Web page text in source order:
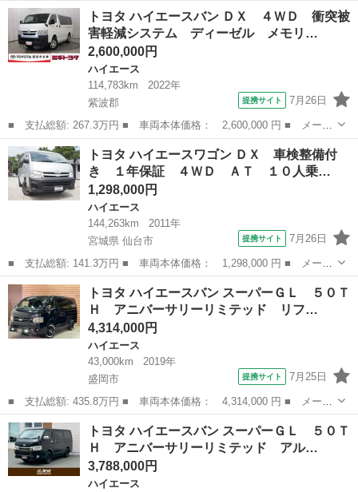
名： トヨタ ■ 車種名： ハイエースバン ■ グレード名： Ｅ
ＴＣ／バックカメラ／ドラレコ／Ｂｌｕｅｔｏｏｔｈ／ＡＭ・ＦＭラ
ジオ／セパ...
岩手 滝沢市 ハイエース
トヨタ ハイエースバン ＤＸ ４ＷＤ 衝突被
害軽減システム ディーゼル メモリ…
2,600,000円
ハイエース
114,783km
2022年
紫波郡
提携サイト 7月26日
■ 支払総額: 267.3万円 ■ 車両本体価格： 2,600,000 円 ■ メーカ
ー名： トヨタ ■ 車種名： ハイエースバン ■ グレード名： Ｄ
Ｘ ４ＷＤ 衝突被害軽減システム ディーゼル メモリーナビ ワ
ンセグ ...
岩手 紫波郡 ハイエース
トヨタ ハイエースワゴン ＤＸ 車検整備付
き １年保証 ４ＷＤ ＡＴ １０人乗…
1,298,000円
ハイエース
144,263km
2011年
宮城県 仙台市
提携サイト 7月26日
■ 支払総額: 141.3万円 ■ 車両本体価格： 1,298,000 円 ■ メーカ
ー名： トヨタ ■ 車種名： ハイエースワゴン ■ グレード名：
ＤＸ 車検整備付き １年保証 ４ＷＤ ＡＴ １０人乗り ナビ
ＴＶ Ｅ...
宮城 仙台市 ハイエース
トヨタ ハイエースバン スーパーＧＬ ５０Ｔ
Ｈ アニバーサリーリミテッド リフ…
4,314,000円
ハイエース
43,000km
2019年
盛岡市
提携サイト 7月25日
■ 支払総額: 435.8万円 ■ 車両本体価格： 4,314,000 円 ■ メーカ
ー名： トヨタ ■ 車種名： ハイエースバン ■ グレード名： ス
ーパーＧＬ ５０ＴＨ アニバーサリーリミテッド リフトアップ
エクスト...
岩手 盛岡市 ハイエース
トヨタ ハイエースバン スーパーＧＬ ５０Ｔ
Ｈ アニバーサリーリミテッド アル…
3,788,000円
ハイエース